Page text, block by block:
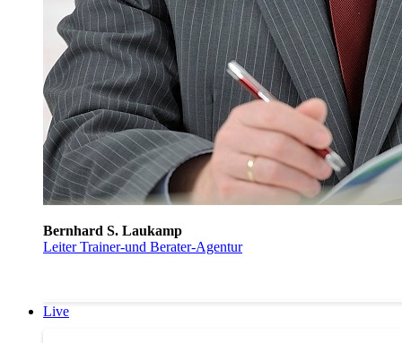
Bernhard S. Laukamp
Leiter Trainer-und Berater-Agentur
Live